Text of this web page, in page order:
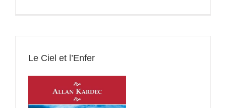
Le Ciel et l’Enfer